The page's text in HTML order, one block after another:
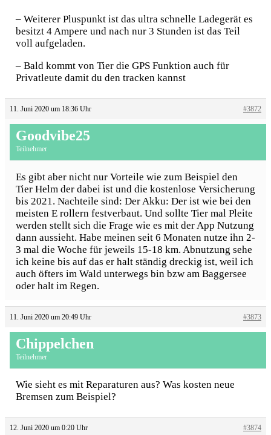
– Weiterer Pluspunkt ist das ultra schnelle Ladegerät es
besitzt 4 Ampere und nach nur 3 Stunden ist das Teil
voll aufgeladen.
– Bald kommt von Tier die GPS Funktion auch für
Privatleute damit du den tracken kannst
11. Juni 2020 um 18:36 Uhr #3872
Goodvibe25
Teilnehmer
Es gibt aber nicht nur Vorteile wie zum Beispiel den
Tier Helm der dabei ist und die kostenlose Versicherung
bis 2021. Nachteile sind: Der Akku: Der ist wie bei den
meisten E rollern festverbaut. Und sollte Tier mal Pleite
werden stellt sich die Frage wie es mit der App Nutzung
dann aussieht. Habe meinen seit 6 Monaten nutze ihn 2-
3 mal die Woche für jeweils 15-18 km. Abnutzung sehe
ich keine bis auf das er halt ständig dreckig ist, weil ich
auch öfters im Wald unterwegs bin bzw am Baggersee
oder halt im Regen.
11. Juni 2020 um 20:49 Uhr #3873
Chippelchen
Teilnehmer
Wie sieht es mit Reparaturen aus? Was kosten neue
Bremsen zum Beispiel?
12. Juni 2020 um 0:20 Uhr #3874